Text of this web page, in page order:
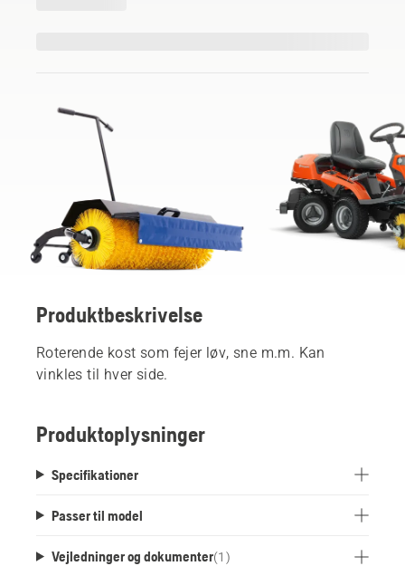
Produktbeskrivelse
Roterende kost som fejer løv, sne m.m. Kan
vinkles til hver side.
Produktoplysninger
Specifikationer
Passer til model
Vejledninger og dokumenter(1 )